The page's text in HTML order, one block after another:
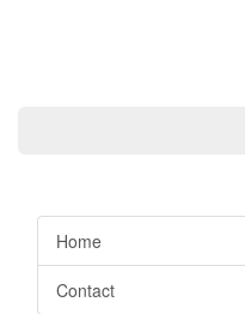
Home
Contact